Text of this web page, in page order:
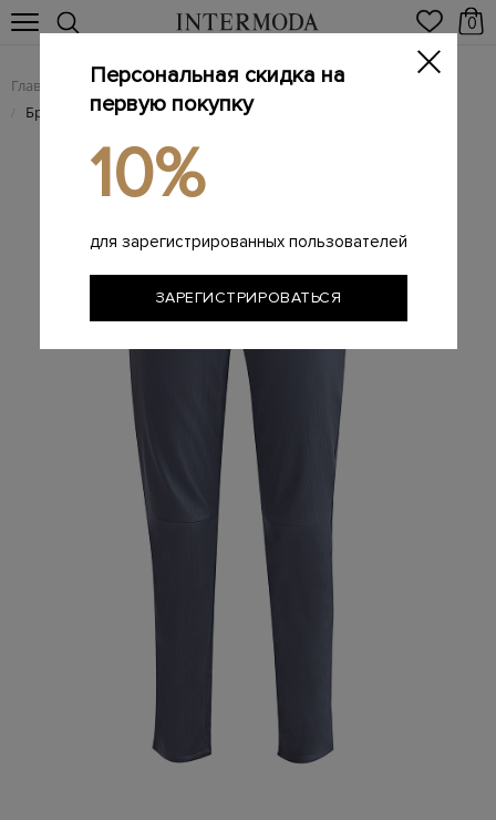
0
Главная Женщинам / Женская одежда / Женские брюки
/ Брюки из телячьей кожи с комфортной внутренней отделкой
Персональная скидка на
первую покупку
10%
для зарегистрированных пользователей
ЗАРЕГИСТРИРОВАТЬСЯ